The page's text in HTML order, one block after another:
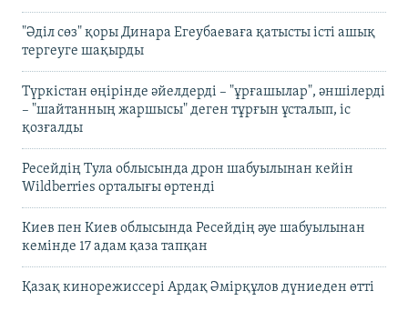
"Әділ сөз" қоры Динара Егеубаеваға қатысты істі ашық
тергеуге шақырды
Түркістан өңірінде әйелдерді – "ұрғашылар", әншілерді
– "шайтанның жаршысы" деген тұрғын ұсталып, іс
қозғалды
Ресейдің Тула облысында дрон шабуылынан кейін
Wildberries орталығы өртенді
Киев пен Киев облысында Ресейдің әуе шабуылынан
кемінде 17 адам қаза тапқан
Қазақ кинорежиссері Ардақ Әмірқұлов дүниеден өтті